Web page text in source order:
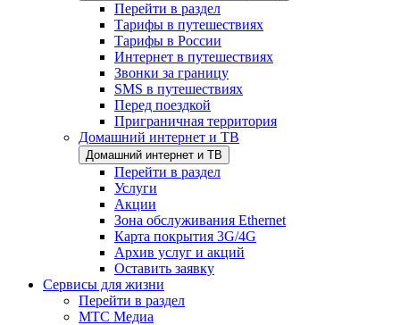
Перейти в раздел
Тарифы в путешествиях
Тарифы в России
Интернет в путешествиях
Звонки за границу
SMS в путешествиях
Перед поездкой
Приграничная территория
Домашний интернет и ТВ
Домашний интернет и ТВ
Перейти в раздел
Услуги
Акции
Зона обслуживания Ethernet
Карта покрытия 3G/4G
Архив услуг и акций
Оставить заявку
Сервисы для жизни
Перейти в раздел
МТС Медиа